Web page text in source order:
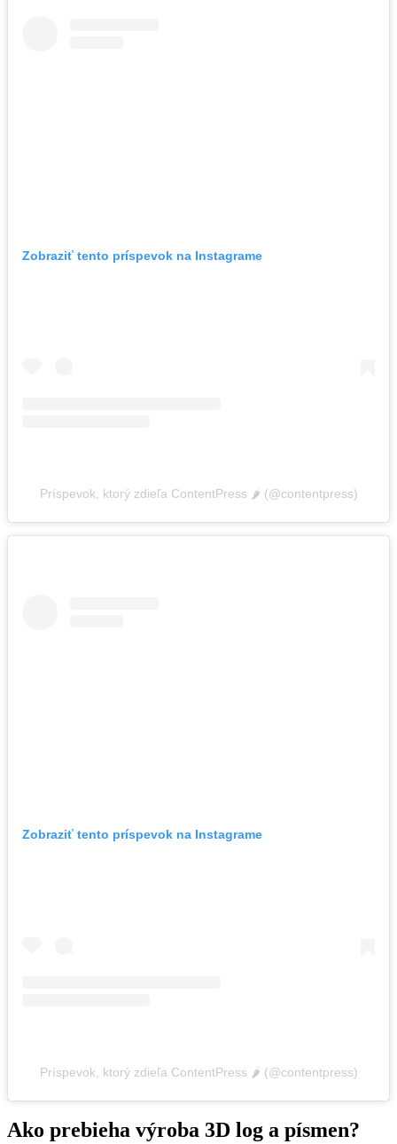
Zobraziť tento príspevok na Instagrame
Príspevok, ktorý zdieľa ContentPress 🌶️ (@contentpress)
Zobraziť tento príspevok na Instagrame
Príspevok, ktorý zdieľa ContentPress 🌶️ (@contentpress)
Ako prebieha výroba 3D log a písmen?